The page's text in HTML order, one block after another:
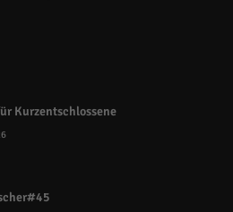
Kurzentschlossene